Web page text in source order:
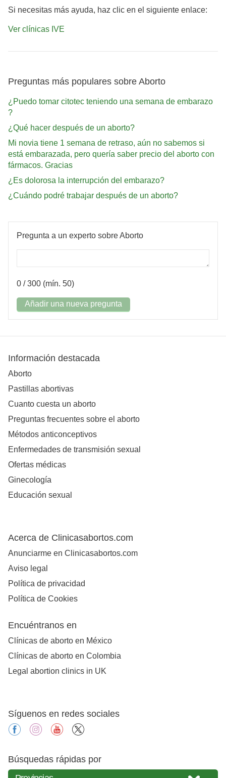
Si necesitas más ayuda, haz clic en el siguiente enlace:
Ver clínicas IVE
Preguntas más populares sobre Aborto
¿Puedo tomar citotec teniendo una semana de embarazo
?
¿Qué hacer después de un aborto?
Mi novia tiene 1 semana de retraso, aún no sabemos si
está embarazada, pero quería saber precio del aborto con
fármacos. Gracias
¿Es dolorosa la interrupción del embarazo?
¿Cuándo podré trabajar después de un aborto?
Pregunta a un experto sobre Aborto
0 / 300 (mín. 50)
Añadir una nueva pregunta
Información destacada
Aborto
Pastillas abortivas
Cuanto cuesta un aborto
Preguntas frecuentes sobre el aborto
Métodos anticonceptivos
Enfermedades de transmisión sexual
Ofertas médicas
Ginecología
Educación sexual
Acerca de Clinicasabortos.com
Anunciarme en Clinicasabortos.com
Aviso legal
Política de privacidad
Política de Cookies
Encuéntranos en
Clínicas de aborto en México
Clínicas de aborto en Colombia
Legal abortion clinics in UK
Síguenos en redes sociales
facebookinstagramyoutube
Búsquedas rápidas por